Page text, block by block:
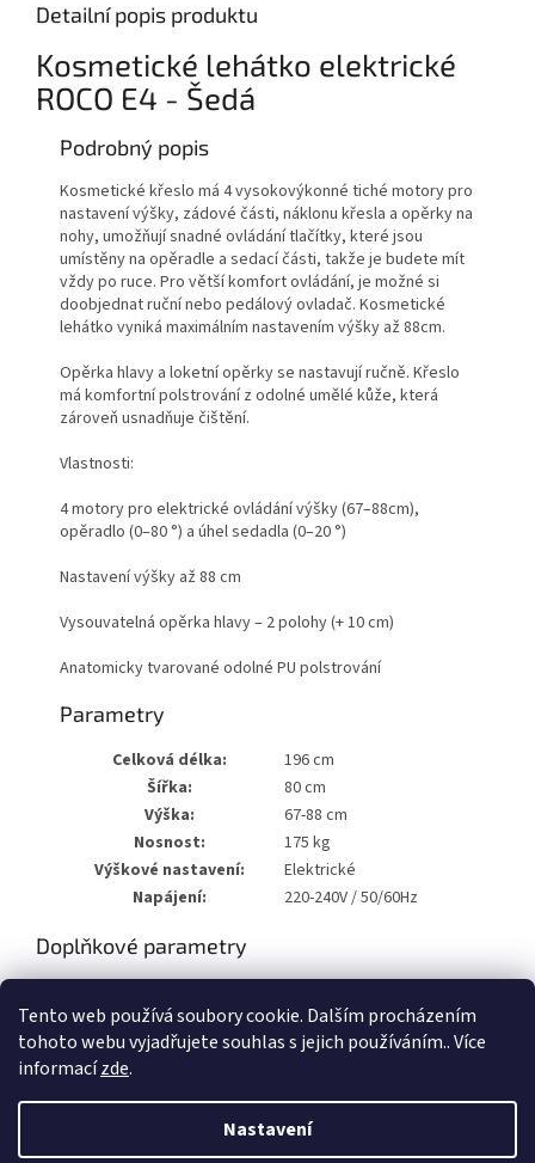
Tento web používá soubory cookie. Dalším procházením
tohoto webu vyjadřujete souhlas s jejich používáním.. Více
informacízde.
Nastavení
Detailní popis produktu
Kosmetické lehátko elektrické
ROCO E4 - Šedá
Podrobný popis
Kosmetické křeslo má 4 vysokovýkonné tiché motory pro
nastavení výšky, zádové části, náklonu křesla a opěrky na
nohy, umožňují snadné ovládání tlačítky, které jsou
umístěny na opěradle a sedací části, takže je budete mít
vždy po ruce. Pro větší komfort ovládání, je možné si
doobjednat ruční nebo pedálový ovladač. Kosmetické
lehátko vyniká maximálním nastavením výšky až 88cm.
Opěrka hlavy a loketní opěrky se nastavují ručně. Křeslo
má komfortní polstrování z odolné umělé kůže, která
zároveň usnadňuje čištění.
Vlastnosti:
4 motory pro elektrické ovládání výšky (67–88cm),
opěradlo (0–80 °) a úhel sedadla (0–20 °)
Nastavení výšky až 88 cm
Vysouvatelná opěrka hlavy – 2 polohy (+ 10 cm)
Anatomicky tvarované odolné PU polstrování
Parametry
Celková délka:
196 cm
Šířka:
80 cm
Výška:
67-88 cm
Nosnost:
175 kg
Výškové nastavení:
Elektrické
Napájení:
220-240V / 50/60Hz
Doplňkové parametry
Hmotnost
120 kg
Vytvořil Shoptet